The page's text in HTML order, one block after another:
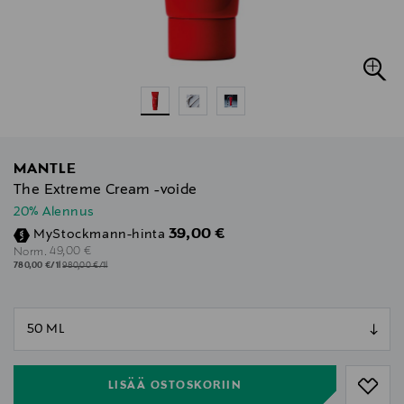
MANTLE
The Extreme Cream -voide
20% Alennus
MyStockmann-hinta Discounted Price
39,00 €
Norm. Original Price
49,00 €
780,00 €/1l980,00 €/1l
LISÄÄ OSTOSKORIIN
null